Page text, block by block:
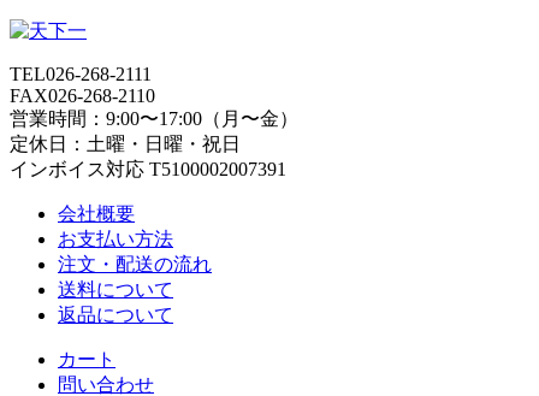
TEL026-268-2111
FAX026-268-2110
営業時間：9:00〜17:00（月〜金）
定休日：土曜・日曜・祝日
インボイス対応 T5100002007391
会社概要
お支払い方法
注文・配送の流れ
送料について
返品について
カート
問い合わせ